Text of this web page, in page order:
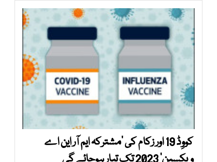
کووِڈ 19 اور زکام کی ’مشترکہ ایم آر این اے